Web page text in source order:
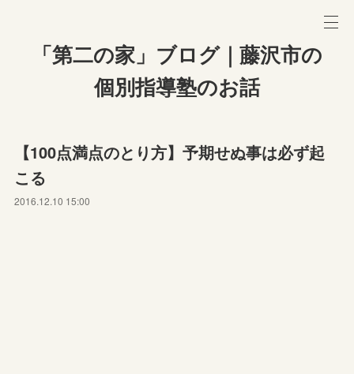
「第二の家」ブログ｜藤沢市の
個別指導塾のお話
【100点満点のとり方】予期せぬ事は必ず起
こる
2016.12.10 15:00